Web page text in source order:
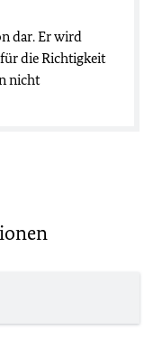
dar. Er wird
die Richtigkeit
nicht